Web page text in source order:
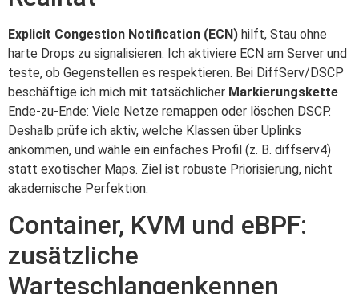
Explicit Congestion Notification (ECN) hilft, Stau ohne
harte Drops zu signalisieren. Ich aktiviere ECN am Server und
teste, ob Gegenstellen es respektieren. Bei DiffServ/DSCP
beschäftige ich mich mit tatsächlicher Markierungskette
Ende-zu-Ende: Viele Netze remappen oder löschen DSCP.
Deshalb prüfe ich aktiv, welche Klassen über Uplinks
ankommen, und wähle ein einfaches Profil (z. B. diffserv4)
statt exotischer Maps. Ziel ist robuste Priorisierung, nicht
akademische Perfektion.
Container, KVM und eBPF:
zusätzliche
Warteschlangenkennen